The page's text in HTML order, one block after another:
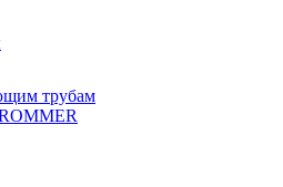
трубам